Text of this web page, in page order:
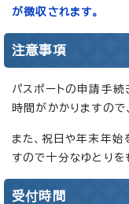
が徴収されます。
注意事項
パスポートの申請手
時間がかかりますので
また、祝日や年末年始
すので十分なゆとりを
受付時間